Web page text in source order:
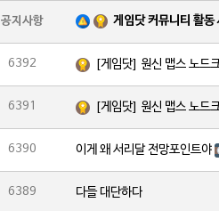
공지사항 게임닷 커뮤니티 활동
6392 [게임닷] 원신 맵스 노드
6391 [게임닷] 원신 맵스 노드
6390 이게 왜 서리달 전망포인트야
6389 다들 대단하다